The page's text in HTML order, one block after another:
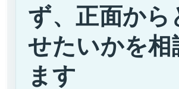
ず、正面から
せたいかを相
ます